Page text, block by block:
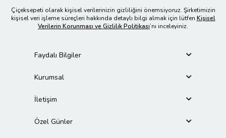
Çiçeksepeti olarak kişisel verilerinizin gizliliğini önemsiyoruz. Şirketimizin
kişisel veri işleme süreçleri hakkında detaylı bilgi almak için lütfen Kişisel
Verilerin Korunması ve Gizlilik Politikası’nı inceleyiniz.
Faydalı Bilgiler
Kurumsal
İletişim
Özel Günler